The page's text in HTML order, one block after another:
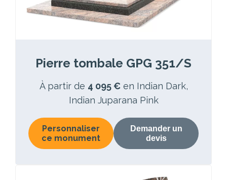
Pierre tombale GPG 351/S
À partir de 4 095 € en Indian Dark,
Indian Juparana Pink
Personnaliser
ce monument
Demander un
devis